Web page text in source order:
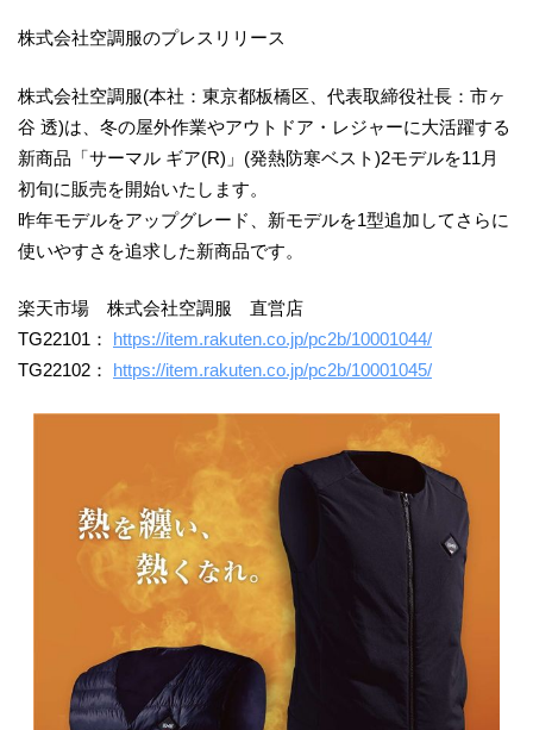
株式会社空調服のプレスリリース
株式会社空調服(本社：東京都板橋区、代表取締役社長：市ヶ
谷 透)は、冬の屋外作業やアウトドア・レジャーに大活躍する
新商品「サーマル ギア(R)」(発熱防寒ベスト)2モデルを11月
初旬に販売を開始いたします。
昨年モデルをアップグレード、新モデルを1型追加してさらに
使いやすさを追求した新商品です。
楽天市場 株式会社空調服 直営店
TG22101： https://item.rakuten.co.jp/pc2b/10001044/
TG22102： https://item.rakuten.co.jp/pc2b/10001045/